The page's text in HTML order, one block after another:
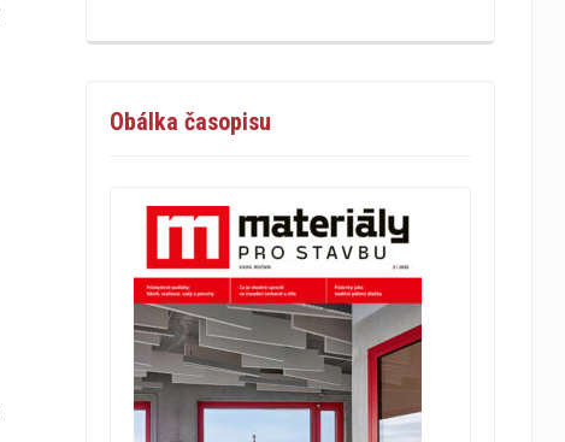
Obálka časopisu